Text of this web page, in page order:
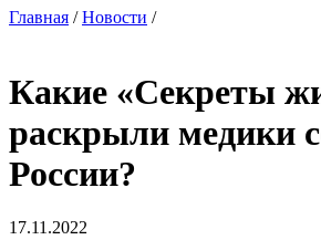
Главная /Новости /
Какие «Секреты
раскрыли медики
России?
17.11.2022